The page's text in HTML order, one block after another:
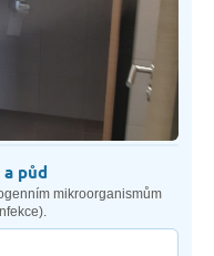
půd
mikroorganismům